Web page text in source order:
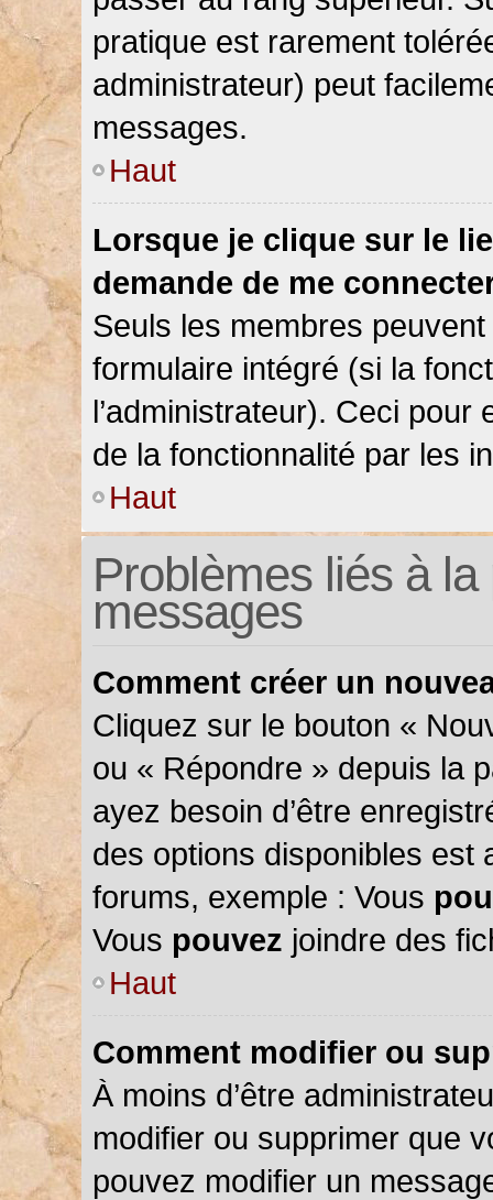
pratique est rarement
administrateur) peut
messages.
Haut
Lorsque je clique sur le
demande de me
Seuls les membres
formulaire intégré (si la
l’administrateur). Ceci pour
de la fonctionnalité par les
Haut
Problèmes liés à
messages
Comment créer un
Cliquez sur le bouton «
ou « Répondre » depuis la
ayez besoin d’être
des options disponibles est
forums, exemple : Vous
Vous pouvez joindre des
Haut
Comment modifier ou
À moins d’être
modifier ou supprimer que
pouvez modifier un